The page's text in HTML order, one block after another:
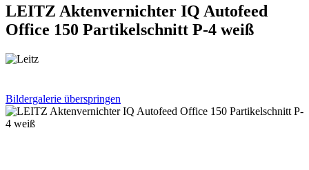
LEITZ Aktenvernichter IQ Autofeed
Office 150 Partikelschnitt P-4 weiß
Bildergalerie überspringen